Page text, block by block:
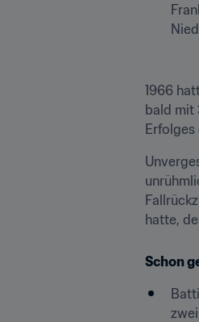
1966
bald mit
Erfolges
hatte,
Schon